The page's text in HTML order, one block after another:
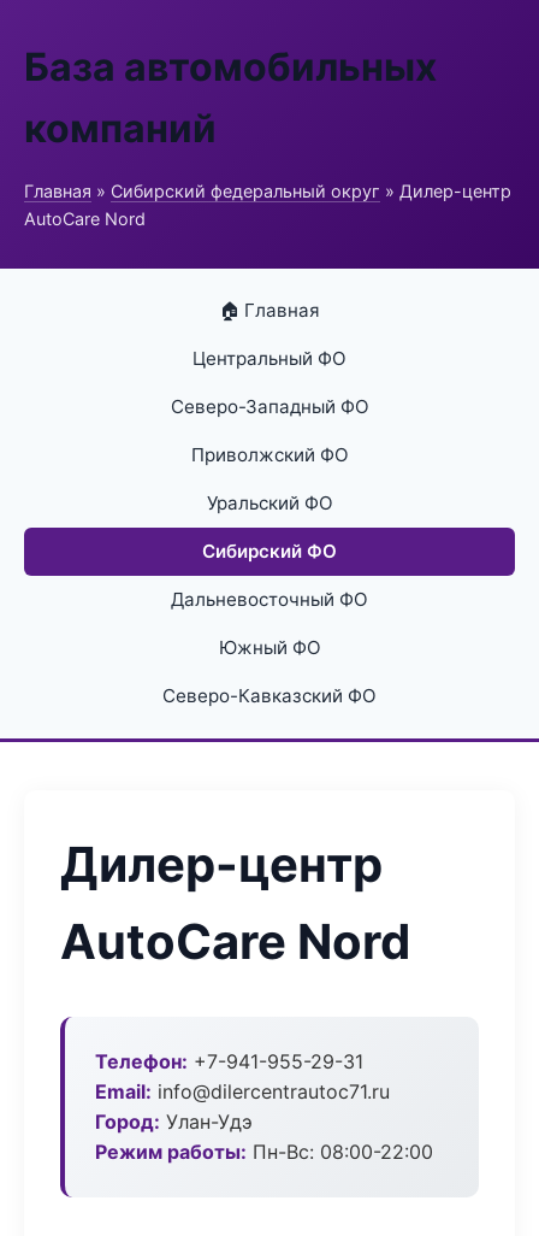
База автомобильных
компаний
Главная » Сибирский федеральный округ » Дилер-центр
AutoCare Nord
🏠 Главная
Центральный ФО
Северо-Западный ФО
Приволжский ФО
Уральский ФО
Сибирский ФО
Дальневосточный ФО
Южный ФО
Северо-Кавказский ФО
Дилер-центр
AutoCare Nord
Телефон: +7-941-955-29-31
Email: info@dilercentrautoc71.ru
Город: Улан-Удэ
Режим работы: Пн-Вс: 08:00-22:00